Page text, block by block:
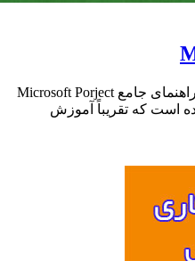
کتاب آموزش جامع MSP با عنوان راهنمای جامع Microsoft Porject
که تقریباً آموزش